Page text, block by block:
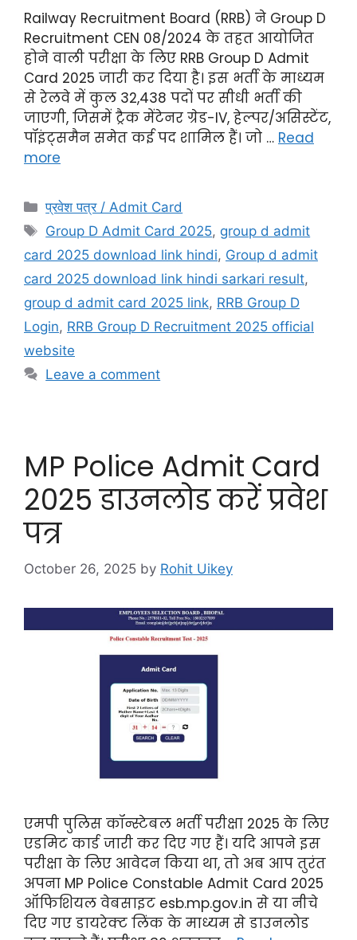
Railway Recruitment Board (RRB) ने Group D
Recruitment CEN 08/2024 के तहत आयोजित
होने वाली परीक्षा के लिए RRB Group D Admit
Card 2025 जारी कर दिया है। इस भर्ती के माध्यम
से रेलवे में कुल 32,438 पदों पर सीधी भर्ती की
जाएगी, जिसमें ट्रैक मेंटेनर ग्रेड-IV, हेल्पर/असिस्टेंट,
पॉइंट्समैन समेत कई पद शामिल हैं। जो … Read
more
प्रवेश पत्र / Admit Card
Group D Admit Card 2025, group d admit
card 2025 download link hindi, Group d admit
card 2025 download link hindi sarkari result,
group d admit card 2025 link, RRB Group D
Login, RRB Group D Recruitment 2025 official
website
Leave a comment
MP Police Admit Card
2025 डाउनलोड करें प्रवेश
पत्र
October 26, 2025 by Rohit Uikey
एमपी पुलिस कॉन्स्टेबल भर्ती परीक्षा 2025 के लिए
एडमिट कार्ड जारी कर दिए गए हैं। यदि आपने इस
परीक्षा के लिए आवेदन किया था, तो अब आप तुरंत
अपना MP Police Constable Admit Card 2025
ऑफिशियल वेबसाइट esb.mp.gov.in से या नीचे
दिए गए डायरेक्ट लिंक के माध्यम से डाउनलोड